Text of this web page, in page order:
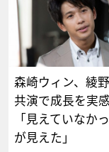
森崎ウィン、綾
共演で成長を実
「見えていなか
が見えた」